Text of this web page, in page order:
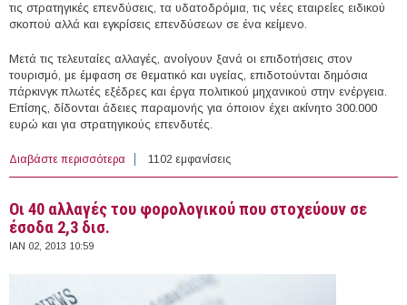
τις στρατηγικές επενδύσεις, τα υδατοδρόμια, τις νέες εταιρείες ειδικού
σκοπού αλλά και εγκρίσεις επενδύσεων σε ένα κείμενο.
Μετά τις τελευταίες αλλαγές, ανοίγουν ξανά οι επιδοτήσεις στον
τουρισμό, με έμφαση σε θεματικό και υγείας, επιδοτούνται δημόσια
πάρκινγκ πλωτές εξέδρες και έργα πολιτικού μηχανικού στην ενέργεια.
Επίσης, δίδονται άδειες παραμονής για όποιον έχει ακίνητο 300.000
ευρώ και για στρατηγικούς επενδυτές.
Διαβάστε περισσότερα για Αυτός είναι ο νέος αναπτυξιακός νόμος
1102 εμφανίσεις
Οι 40 αλλαγές του φορολογικού που στοχεύουν σε
έσοδα 2,3 δισ.
ΙΑΝ 02, 2013 10:59